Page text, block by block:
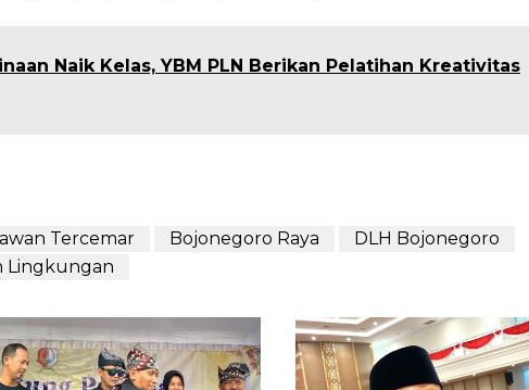
Naik Kelas, YBM PLN Berikan Pelatihan Kreativitas
Tercemar Bojonegoro Raya
DLH Bojonegoro
Lingkungan